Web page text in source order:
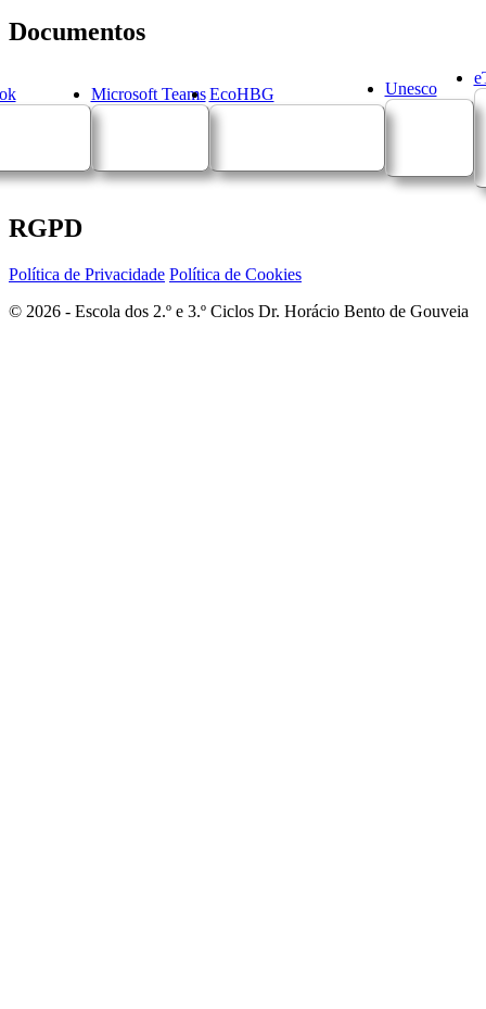
Documentos
Microsoft Teams EcoHBG Unesco
RGPD
Política de Privacidade Política de Cookies
© 2026 - Escola dos 2.º e 3.º Ciclos Dr. Horácio Bento de Gouveia